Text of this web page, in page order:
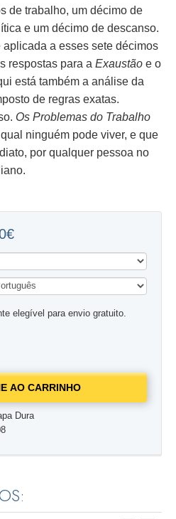
de trabalho, um décimo de
e um décimo de descanso.
a esses sete décimos
respostas para a Exaustão e o
está também a análise da
de regras exatas.
Os Problemas do Trabalho
ninguém pode viver, e que
por qualquer pessoa no
elegível para envio gratuito.
AO CARRINHO
Dura